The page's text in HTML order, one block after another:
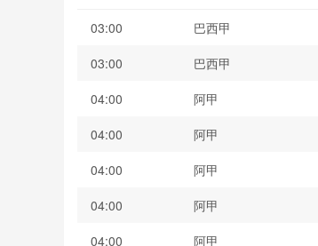
03:00 巴西甲
03:00
巴西甲
04:00
阿甲
04:00
阿甲
04:00
阿甲
04:00
阿甲
04:00
阿甲